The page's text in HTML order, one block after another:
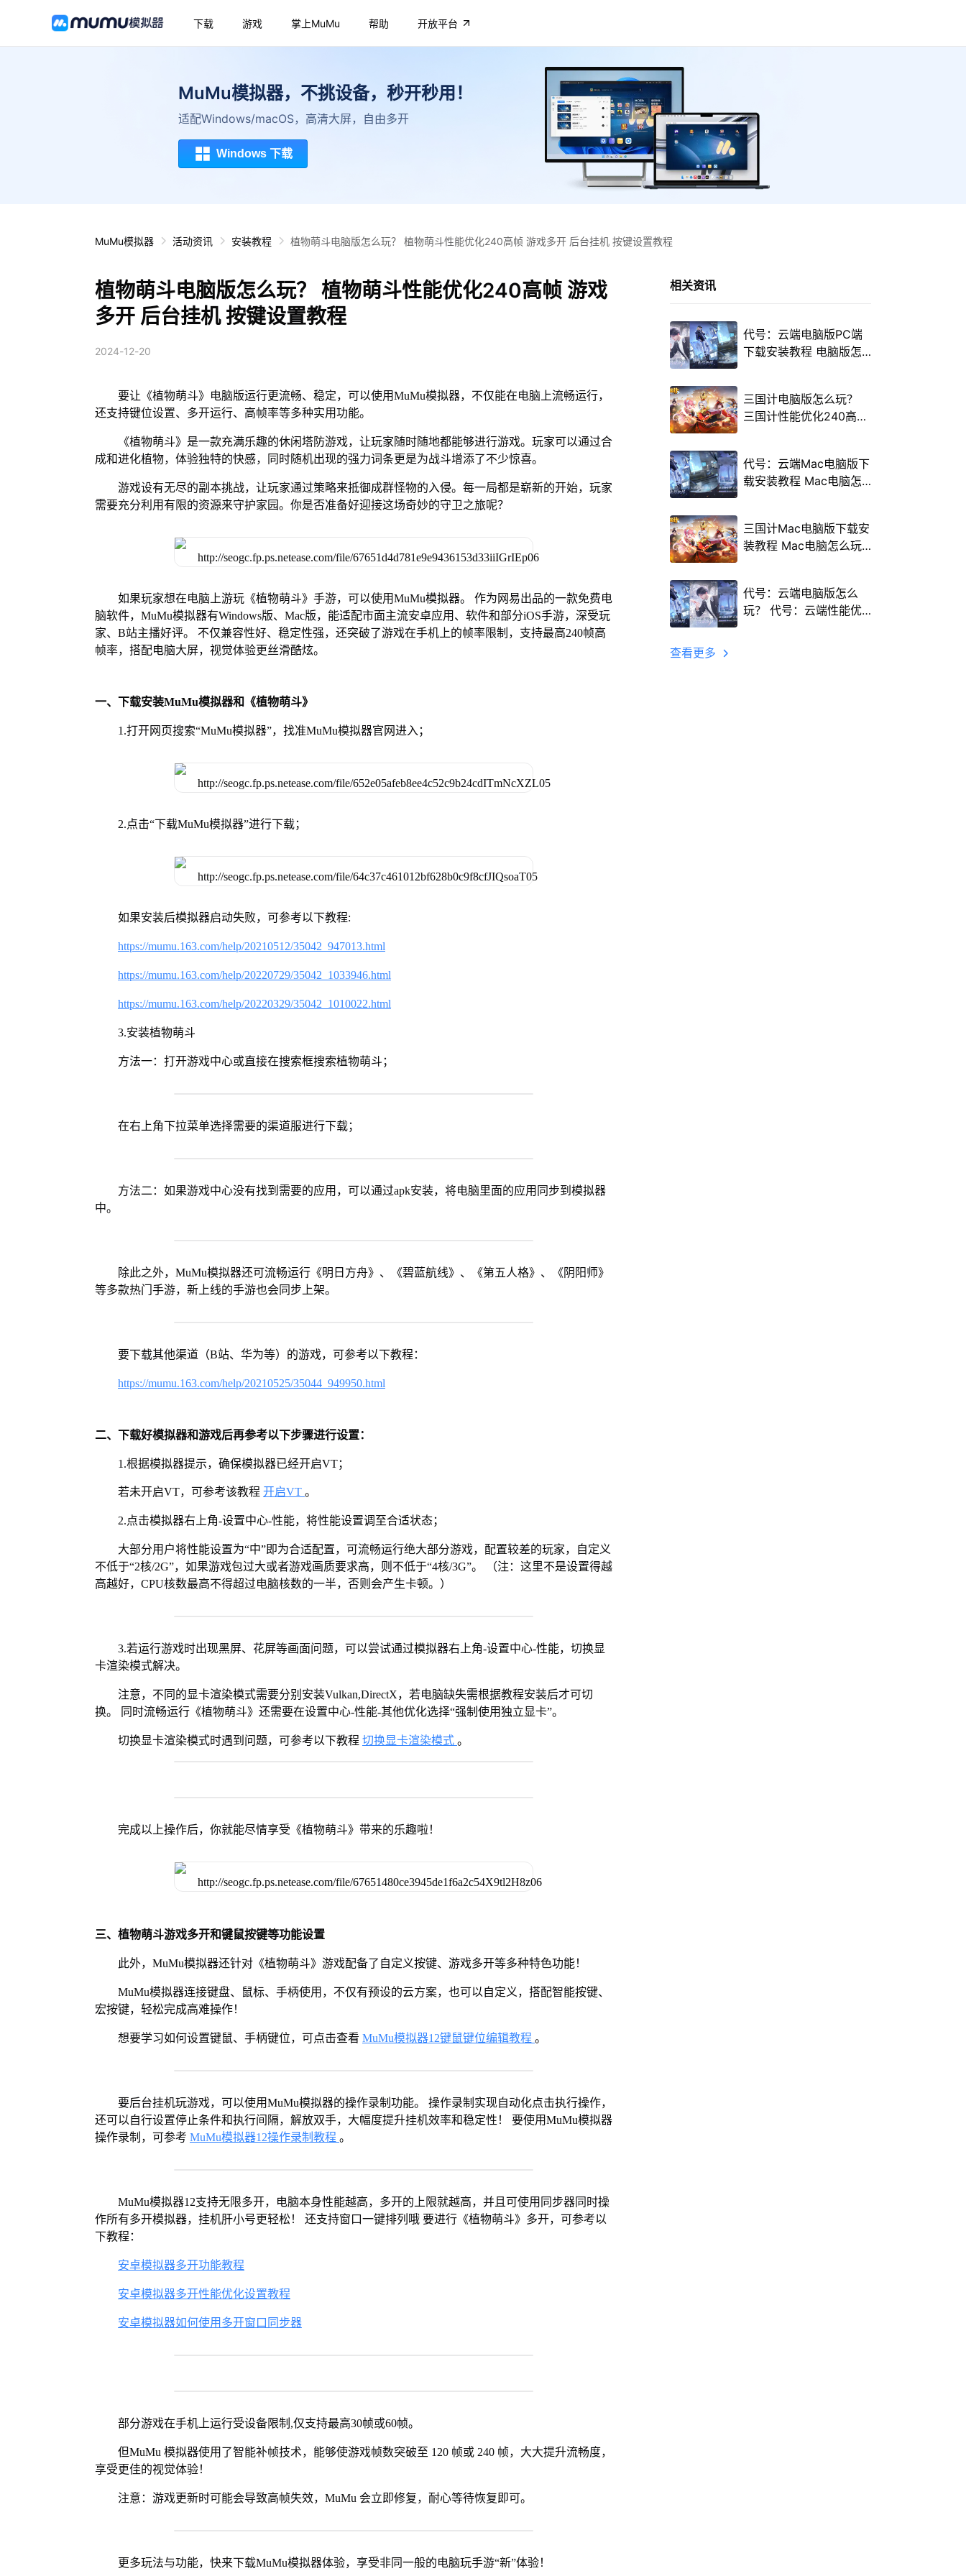
下载 游戏 掌上MuMu 帮助 开放平台
MuMu模拟器，不挑设备，秒开秒用！
适配Windows/macOS，高清大屏，自由多开
Windows 下载
MuMu模拟器 活动资讯 安装教程 植物萌斗电脑版怎么玩？ 植物萌斗性能优化240高帧 游戏多开 后台挂机 按键设置教程
植物萌斗电脑版怎么玩？ 植物萌斗性能优化240高帧 游戏
多开 后台挂机 按键设置教程
2024-12-20
要让《植物萌斗》电脑版运行更流畅、稳定，可以使用MuMu模拟器，不仅能在电脑上流畅运行，
还支持键位设置、多开运行、高帧率等多种实用功能。
《植物萌斗》是一款充满乐趣的休闲塔防游戏，让玩家随时随地都能够进行游戏。玩家可以通过合
成和进化植物，体验独特的快感，同时随机出现的强力词条更是为战斗增添了不少惊喜。
游戏设有无尽的副本挑战，让玩家通过策略来抵御成群怪物的入侵。每一局都是崭新的开始，玩家
需要充分利用有限的资源来守护家园。你是否准备好迎接这场奇妙的守卫之旅呢？
如果玩家想在电脑上游玩《植物萌斗》手游，可以使用MuMu模拟器。 作为网易出品的一款免费电
脑软件，MuMu模拟器有Windows版、Mac版，能适配市面主流安卓应用、软件和部分iOS手游，深受玩
家、B站主播好评。 不仅兼容性好、稳定性强，还突破了游戏在手机上的帧率限制，支持最高240帧高
帧率，搭配电脑大屏，视觉体验更丝滑酷炫。
一、下载安装MuMu模拟器和《植物萌斗》
1.打开网页搜索“MuMu模拟器”，找准MuMu模拟器官网进入；
2.点击“下载MuMu模拟器”进行下载；
如果安装后模拟器启动失败，可参考以下教程:
https://mumu.163.com/help/20210512/35042_947013.html
https://mumu.163.com/help/20220729/35042_1033946.html
https://mumu.163.com/help/20220329/35042_1010022.html
3.安装植物萌斗
方法一：打开游戏中心或直接在搜索框搜索植物萌斗；
在右上角下拉菜单选择需要的渠道服进行下载；
方法二：如果游戏中心没有找到需要的应用，可以通过apk安装，将电脑里面的应用同步到模拟器
中。
除此之外，MuMu模拟器还可流畅运行《明日方舟》、《碧蓝航线》、《第五人格》、《阴阳师》
等多款热门手游，新上线的手游也会同步上架。
要下载其他渠道（B站、华为等）的游戏，可参考以下教程：
https://mumu.163.com/help/20210525/35044_949950.html
二、下载好模拟器和游戏后再参考以下步骤进行设置：
1.根据模拟器提示，确保模拟器已经开启VT；
若未开启VT，可参考该教程 开启VT 。
2.点击模拟器右上角-设置中心-性能，将性能设置调至合适状态；
大部分用户将性能设置为“中”即为合适配置，可流畅运行绝大部分游戏，配置较差的玩家，自定义
不低于“2核/2G”，如果游戏包过大或者游戏画质要求高，则不低于“4核/3G”。 （注：这里不是设置得越
高越好，CPU核数最高不得超过电脑核数的一半，否则会产生卡顿。）
3.若运行游戏时出现黑屏、花屏等画面问题，可以尝试通过模拟器右上角-设置中心-性能，切换显
卡渲染模式解决。
注意，不同的显卡渲染模式需要分别安装Vulkan,DirectX，若电脑缺失需根据教程安装后才可切
换。 同时流畅运行《植物萌斗》还需要在设置中心-性能-其他优化选择“强制使用独立显卡”。
切换显卡渲染模式时遇到问题，可参考以下教程 切换显卡渲染模式 。
完成以上操作后，你就能尽情享受《植物萌斗》带来的乐趣啦！
三、植物萌斗游戏多开和键鼠按键等功能设置
此外，MuMu模拟器还针对《植物萌斗》游戏配备了自定义按键、游戏多开等多种特色功能！
MuMu模拟器连接键盘、鼠标、手柄使用，不仅有预设的云方案，也可以自定义，搭配智能按键、
宏按键，轻松完成高难操作！
想要学习如何设置键鼠、手柄键位，可点击查看 MuMu模拟器12键鼠键位编辑教程 。
要后台挂机玩游戏，可以使用MuMu模拟器的操作录制功能。 操作录制实现自动化点击执行操作，
还可以自行设置停止条件和执行间隔，解放双手，大幅度提升挂机效率和稳定性！ 要使用MuMu模拟器
操作录制，可参考 MuMu模拟器12操作录制教程 。
MuMu模拟器12支持无限多开，电脑本身性能越高，多开的上限就越高，并且可使用同步器同时操
作所有多开模拟器，挂机肝小号更轻松！ 还支持窗口一键排列哦 要进行《植物萌斗》多开，可参考以
下教程：
安卓模拟器多开功能教程
安卓模拟器多开性能优化设置教程
安卓模拟器如何使用多开窗口同步器
部分游戏在手机上运行受设备限制,仅支持最高30帧或60帧。
但MuMu 模拟器使用了智能补帧技术，能够使游戏帧数突破至 120 帧或 240 帧，大大提升流畅度，
享受更佳的视觉体验！
注意：游戏更新时可能会导致高帧失效，MuMu 会立即修复，耐心等待恢复即可。
更多玩法与功能，快来下载MuMu模拟器体验，享受非同一般的电脑玩手游“新”体验！
相关资讯
代号：云端电脑版PC端
下载安装教程 电脑版怎
三国计电脑版怎么玩？
三国计性能优化240高帧
代号：云端Mac电脑版下
载安装教程 Mac电脑怎
三国计Mac电脑版下载安
装教程 Mac电脑怎么玩
代号：云端电脑版怎么
玩？ 代号：云端性能优
查看更多